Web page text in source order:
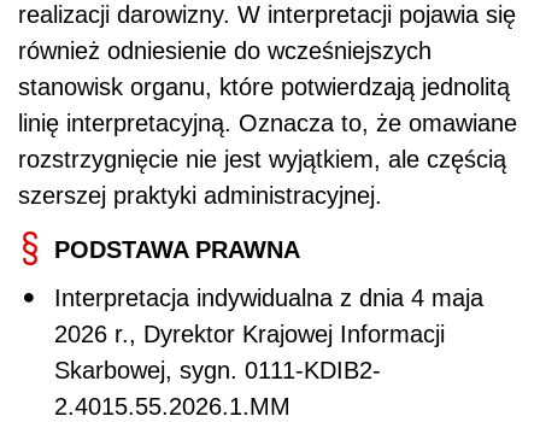
realizacji darowizny. W interpretacji pojawia się
również odniesienie do wcześniejszych
stanowisk organu, które potwierdzają jednolitą
linię interpretacyjną. Oznacza to, że omawiane
rozstrzygnięcie nie jest wyjątkiem, ale częścią
szerszej praktyki administracyjnej.
PODSTAWA PRAWNA
Interpretacja indywidualna z dnia 4 maja
2026 r., Dyrektor Krajowej Informacji
Skarbowej, sygn. 0111-KDIB2-
2.4015.55.2026.1.MM